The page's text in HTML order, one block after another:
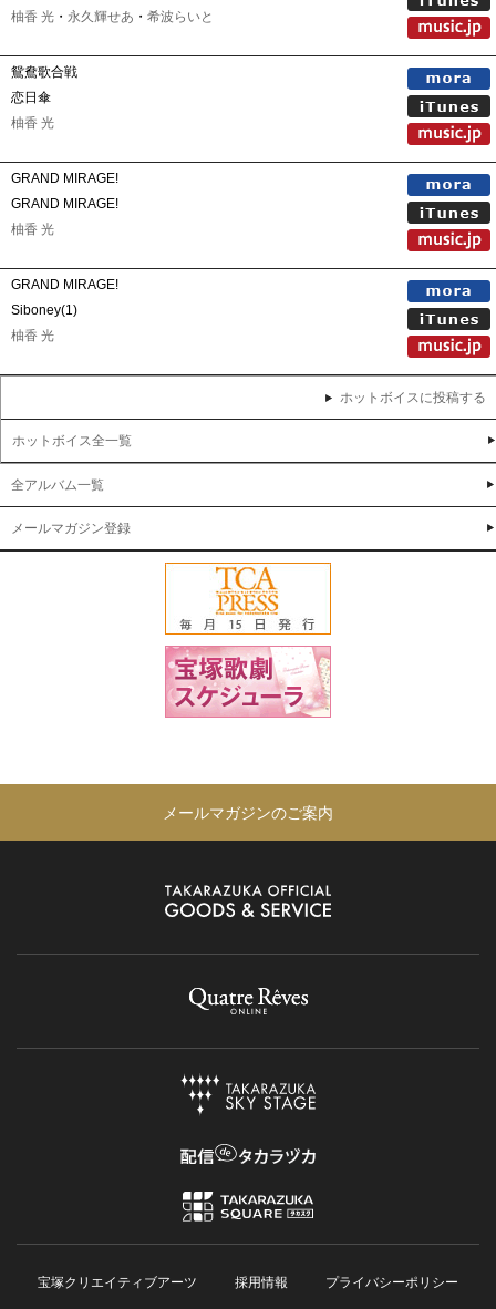
柚香 光 ・ 永久輝せあ ・ 希波らいと
鴛鴦歌合戦
恋日傘
柚香 光
GRAND MIRAGE!
GRAND MIRAGE!
柚香 光
GRAND MIRAGE!
Siboney(1)
柚香 光
ホットボイスに投稿する
ホットボイス全一覧
全アルバム一覧
メールマガジン登録
メールマガジンのご案内
宝塚クリエイティブアーツ 採用情報 プライバシーポリシー